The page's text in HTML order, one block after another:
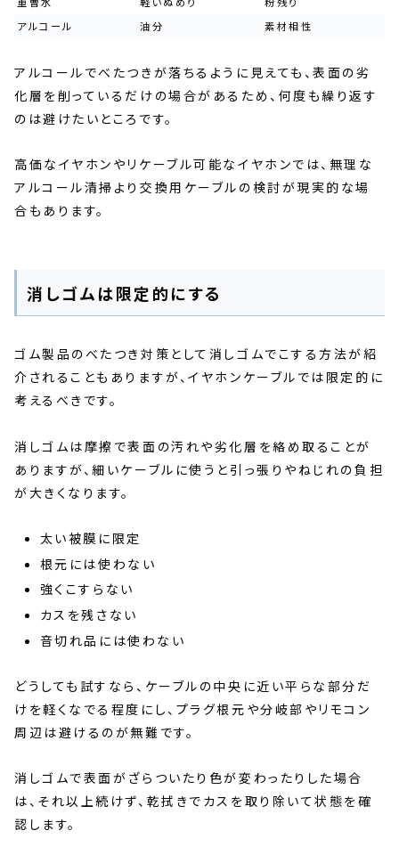
アルコール
油分 素材相性
アルコールでべたつきが落ちるように見えても、表面の劣
化層を削っているだけの場合があるため、何度も繰り返す
のは避けたいところです。
高価なイヤホンやリケーブル可能なイヤホンでは、無理な
アルコール清掃より交換用ケーブルの検討が現実的な場
合もあります。
消しゴムは限定的にする
ゴム製品のべたつき対策として消しゴムでこする方法が紹
介されることもありますが、イヤホンケーブルでは限定的に
考えるべきです。
消しゴムは摩擦で表面の汚れや劣化層を絡め取ることが
ありますが、細いケーブルに使うと引っ張りやねじれの負担
が大きくなります。
太い被膜に限定
根元には使わない
強くこすらない
カスを残さない
音切れ品には使わない
どうしても試すなら、ケーブルの中央に近い平らな部分だ
けを軽くなでる程度にし、プラグ根元や分岐部やリモコン
周辺は避けるのが無難です。
消しゴムで表面がざらついたり色が変わったりした場合
は、それ以上続けず、乾拭きでカスを取り除いて状態を確
認します。